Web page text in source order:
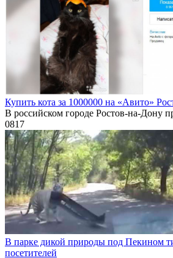
Купить кота за 1000000 на «Авито»
В российском городе Ростов-на-Дону
0817
В парке дикой природы под Пекином
посетителей